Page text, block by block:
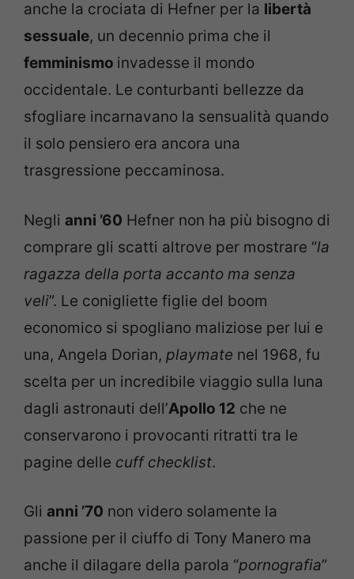
anche la crociata di Hefner per la libertà
sessuale, un decennio prima che il
femminismo invadesse il mondo
occidentale. Le conturbanti bellezze da
sfogliare incarnavano la sensualità quando
il solo pensiero era ancora una
trasgressione peccaminosa.
Negli anni ’60 Hefner non ha più bisogno di
comprare gli scatti altrove per mostrare “la
ragazza della porta accanto ma senza
veli”. Le conigliette figlie del boom
economico si spogliano maliziose per lui e
una, Angela Dorian, playmate nel 1968, fu
scelta per un incredibile viaggio sulla luna
dagli astronauti dell’Apollo 12 che ne
conservarono i provocanti ritratti tra le
pagine delle cuff checklist.
Gli anni ’70 non videro solamente la
passione per il ciuffo di Tony Manero ma
anche il dilagare della parola “pornografia”